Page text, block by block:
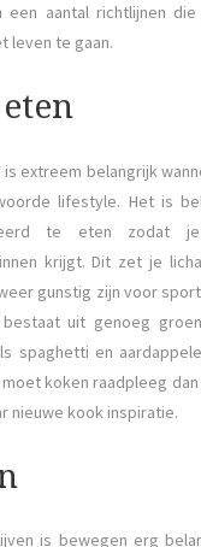
een aantal richtlijnen
leven te gaan.
extreem belangrijk
lifestyle. Het is
te eten zodat
krijgt. Dit zet je
gunstig zijn voor
uit genoeg
spaghetti en
koken raadpleeg
nieuwe kook inspiratie.
is bewegen erg